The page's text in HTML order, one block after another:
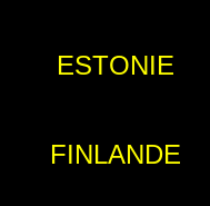
ESTONIE
FINLANDE